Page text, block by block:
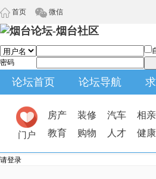
首页 微信
密码
论坛首页 论坛导航
门户
房产 装修 汽车
相亲
教育
购物 人才 健康
请登录